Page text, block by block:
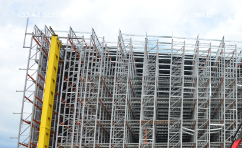
+55 42 3239-0700 scheffer@schefferlogistica.com.br